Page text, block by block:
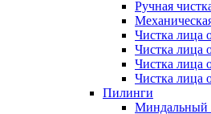
Ручная
Чистка лица
Чистка лица
Чистка лица
Чистка лица
Пилинги
Миндальный